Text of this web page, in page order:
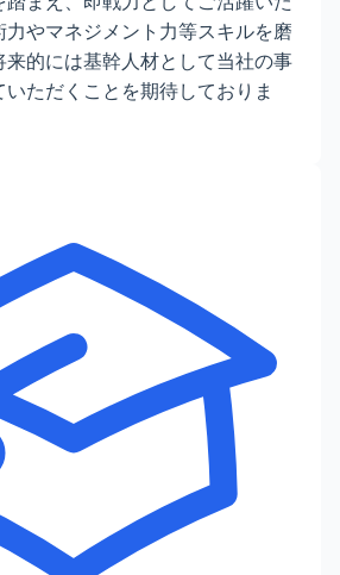
力やマネジメント力等スキルを磨
来的には基幹人材として当社の事
ただくことを期待しておりま